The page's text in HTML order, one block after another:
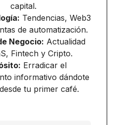
capital.
Tendencias, Web3
de automatización.
Negocio: Actualidad
Fintech y Cripto.
Erradicar el
informativo dándote
tu primer café.